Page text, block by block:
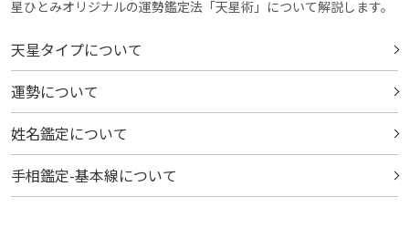
星ひとみオリジナルの運勢鑑定法「天星術」について解説します。
天星タイプについて
運勢について
姓名鑑定について
手相鑑定-基本線について